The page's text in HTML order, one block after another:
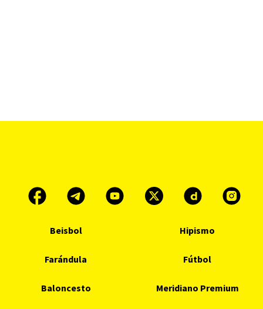
Beisbol Hipismo
Farándula Fútbol
Baloncesto Meridiano Premium